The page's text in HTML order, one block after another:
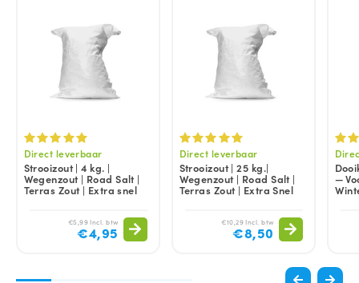
Direct leverbaar
Strooizout | 4 kg. |
Wegenzout | Road Salt |
Terras Zout | Extra snel
€5,99 Incl. btw
€4,95
Direct leverbaar
Strooizout | 25 kg.|
Wegenzout | Road Salt |
Terras Zout | Extra Snel
€10,29 Incl. btw
€8,50
—